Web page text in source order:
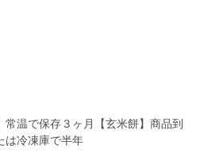
常温で保存３ヶ月【玄米餅】商品到
は冷凍庫で半年